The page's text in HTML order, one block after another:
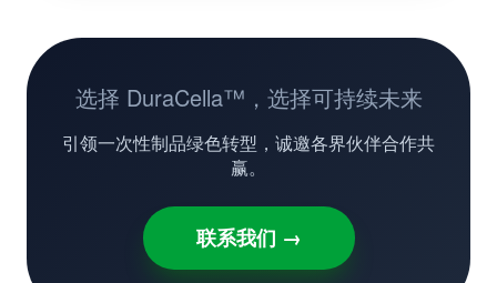
选择 DuraCella™，选择可持续未来
引领一次性制品绿色转型，诚邀各界伙伴合作共
赢。
联系我们 →